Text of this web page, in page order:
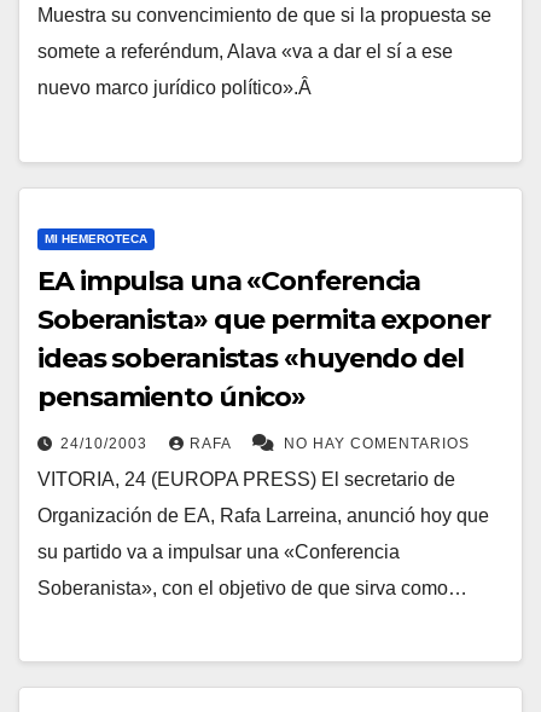
Muestra su convencimiento de que si la propuesta se
somete a referéndum, Alava «va a dar el sí­ a ese
nuevo marco jurí­dico polí­tico».Â
MI HEMEROTECA
EA impulsa una «Conferencia
Soberanista» que permita exponer
ideas soberanistas «huyendo del
pensamiento único»
24/10/2003 RAFA NO HAY COMENTARIOS
VITORIA, 24 (EUROPA PRESS) El secretario de
Organización de EA, Rafa Larreina, anunció hoy que
su partido va a impulsar una «Conferencia
Soberanista», con el objetivo de que sirva como…